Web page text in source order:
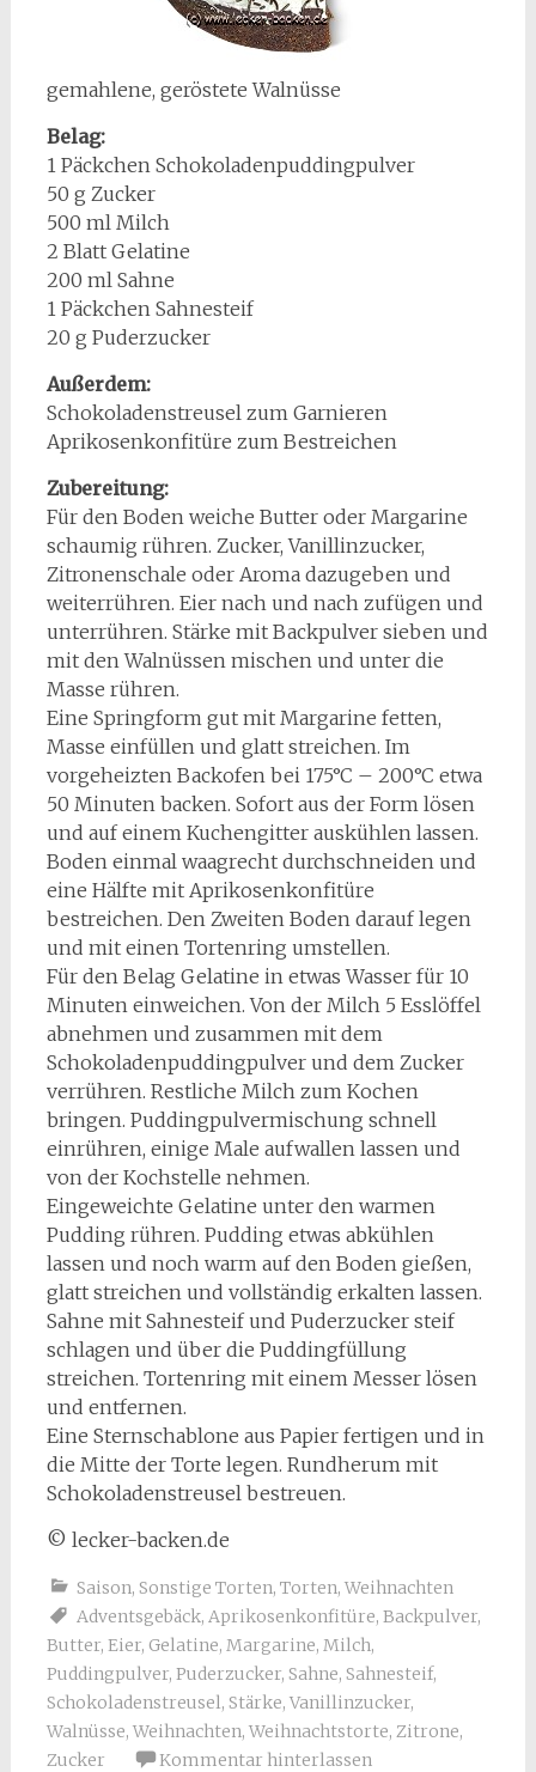
gemahlene, geröstete Walnüsse
Belag:
1 Päckchen Schokoladenpuddingpulver
50 g Zucker
500 ml Milch
2 Blatt Gelatine
200 ml Sahne
1 Päckchen Sahnesteif
20 g Puderzucker
Außerdem:
Schokoladenstreusel zum Garnieren
Aprikosenkonfitüre zum Bestreichen
Zubereitung:
Für den Boden weiche Butter oder Margarine
schaumig rühren. Zucker, Vanillinzucker,
Zitronenschale oder Aroma dazugeben und
weiterrühren. Eier nach und nach zufügen und
unterrühren. Stärke mit Backpulver sieben und
mit den Walnüssen mischen und unter die
Masse rühren.
Eine Springform gut mit Margarine fetten,
Masse einfüllen und glatt streichen. Im
vorgeheizten Backofen bei 175°C – 200°C etwa
50 Minuten backen. Sofort aus der Form lösen
und auf einem Kuchengitter auskühlen lassen.
Boden einmal waagrecht durchschneiden und
eine Hälfte mit Aprikosenkonfitüre
bestreichen. Den Zweiten Boden darauf legen
und mit einen Tortenring umstellen.
Für den Belag Gelatine in etwas Wasser für 10
Minuten einweichen. Von der Milch 5 Esslöffel
abnehmen und zusammen mit dem
Schokoladenpuddingpulver und dem Zucker
verrühren. Restliche Milch zum Kochen
bringen. Puddingpulvermischung schnell
einrühren, einige Male aufwallen lassen und
von der Kochstelle nehmen.
Eingeweichte Gelatine unter den warmen
Pudding rühren. Pudding etwas abkühlen
lassen und noch warm auf den Boden gießen,
glatt streichen und vollständig erkalten lassen.
Sahne mit Sahnesteif und Puderzucker steif
schlagen und über die Puddingfüllung
streichen. Tortenring mit einem Messer lösen
und entfernen.
Eine Sternschablone aus Papier fertigen und in
die Mitte der Torte legen. Rundherum mit
Schokoladenstreusel bestreuen.
© lecker-backen.de
Saison, Sonstige Torten, Torten, Weihnachten
Adventsgebäck, Aprikosenkonfitüre, Backpulver,
Butter, Eier, Gelatine, Margarine, Milch,
Puddingpulver, Puderzucker, Sahne, Sahnesteif,
Schokoladenstreusel, Stärke, Vanillinzucker,
Walnüsse, Weihnachten, Weihnachtstorte, Zitrone,
Zucker
Kommentar hinterlassen